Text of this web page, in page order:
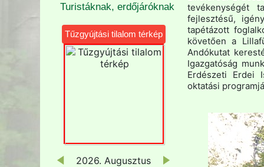
Turistáknak, erdőjáróknak
Tűzgyújtási tilalom térkép
2026. Augusztus
tevékenységét
fejlesztésű,
tapétázott
követően a
Andókutat
Igazgatóság
Erdészeti Erdei
oktatási